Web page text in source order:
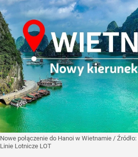
Nowe połączenie do Hanoi w Wietnamie / Źródło:
Linie Lotnicze LOT